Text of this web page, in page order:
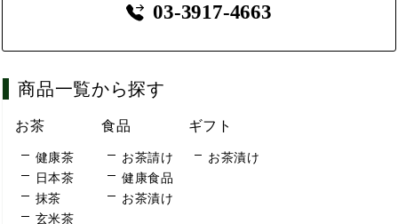
03-3917-4663
商品一覧から探す
お茶
健康茶
日本茶
抹茶
玄米茶
食品
お茶請け
健康食品
お茶漬け
ギフト
お茶漬け